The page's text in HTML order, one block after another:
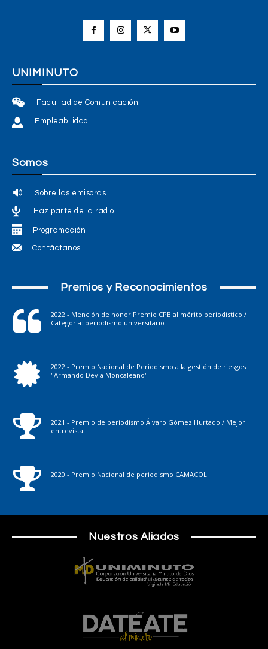
UNIMINUTO
Facultad de Comunicación
Empleabilidad
Somos
Sobre las emisoras
Haz parte de la radio
Programación
Contáctanos
Premios y Reconocimientos
2022 - Mención de honor Premio CPB al mérito periodístico /
Categoría: periodismo universitario
2022 - Premio Nacional de Periodismo a la gestión de riesgos
"Armando Devia Moncaleano"
2021 - Premio de periodismo Álvaro Gómez Hurtado / Mejor
entrevista
2020 - Premio Nacional de periodismo CAMACOL
Nuestros Aliados